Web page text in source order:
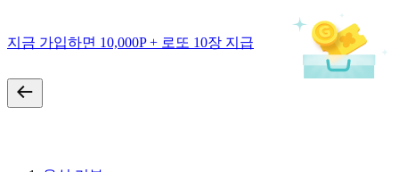
지금 가입하면 10,000P + 로또 10장 지급